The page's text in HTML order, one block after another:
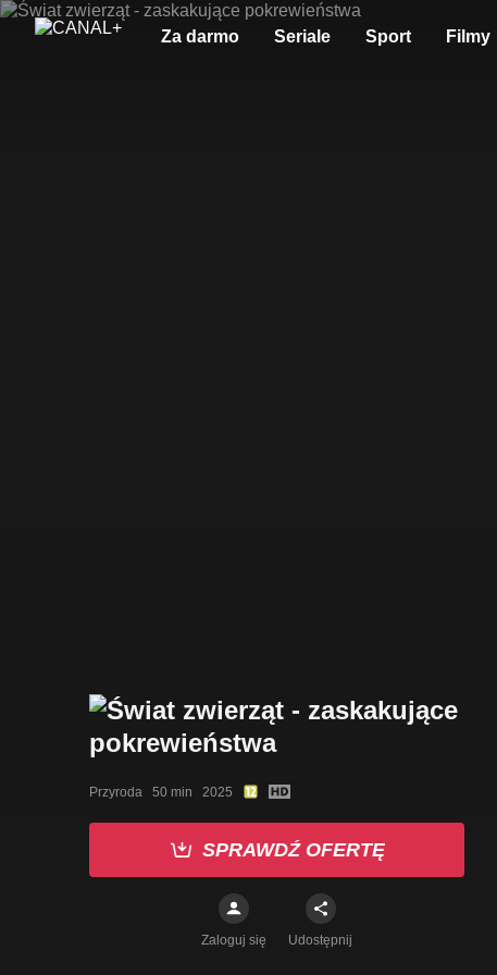
Za darmo Seriale Sport Filmy
Przyroda   50 min   2025
SPRAWDŹ OFERTĘ
Zaloguj się Udostępnij